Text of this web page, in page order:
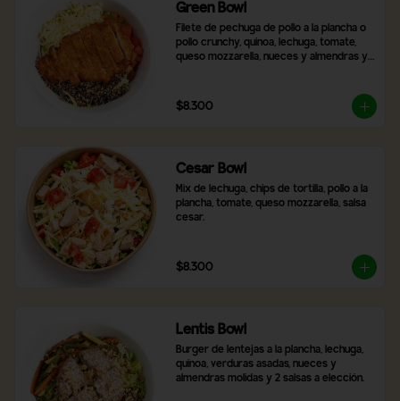
Green Bowl
Filete de pechuga de pollo a la plancha o
pollo crunchy, quinoa, lechuga, tomate,
queso mozzarella, nueces y almendras y
$8.300
Cesar Bowl
Mix de lechuga, chips de tortilla, pollo a la
plancha, tomate, queso mozzarella, salsa
cesar.
$8.300
Lentis Bowl
Burger de lentejas a la plancha, lechuga,
quinoa, verduras asadas, nueces y
almendras molidas y 2 salsas a elección.